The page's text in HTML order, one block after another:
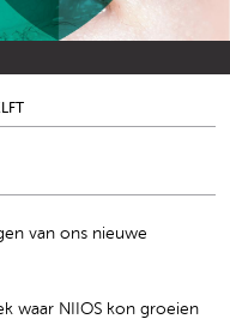
van ons nieuwe
waar NIIOS kon groeien